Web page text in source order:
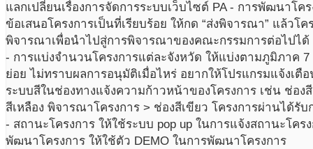
แลกเปลี่ยนเรื่องการจัดการระบบเว็บไซต์ PA - การพัฒนาโคร
ข้อเสนอโครงการเป็นที่เรียบร้อย ให้กด “ส่งพิจารณา” แล้วโ
พิจารณาเพื่อนำไปสู่การพิจารณาของคณะกรรมการต่อไปได้
- การแบ่งจำนวนโครงการแต่ละจังหวัด ให้แบ่งตามภูมิภาค 7
ย่อย ไม่ทราบผลการอนุมัติเมื่อไหร่ อยากให้โปรแกรมแจ้งเตื
ระบบสีในช่องทางแจ้งความก้าวหน้าของโครงการ เช่น ช่อง
สีเหลือง พิจารณาโครงการ > ช่องสีเขียว โครงการผ่านได้รั
- สถานะโครงการ ให้ใช้ระบบ pop up ในการแจ้งสถานะโคร
พัฒนาโครงการ ให้ใช้ตัว DEMO ในการพัฒนาโครงการ